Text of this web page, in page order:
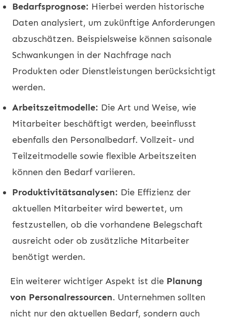
Bedarfsprognose: Hierbei werden historische
Daten analysiert, um zukünftige Anforderungen
abzuschätzen. Beispielsweise können saisonale
Schwankungen in der Nachfrage nach
Produkten oder Dienstleistungen berücksichtigt
werden.
Arbeitszeitmodelle: Die Art und Weise, wie
Mitarbeiter beschäftigt werden, beeinflusst
ebenfalls den Personalbedarf. Vollzeit- und
Teilzeitmodelle sowie flexible Arbeitszeiten
können den Bedarf variieren.
Produktivitätsanalysen: Die Effizienz der
aktuellen Mitarbeiter wird bewertet, um
festzustellen, ob die vorhandene Belegschaft
ausreicht oder ob zusätzliche Mitarbeiter
benötigt werden.
Ein weiterer wichtiger Aspekt ist die Planung
von Personalressourcen. Unternehmen sollten
nicht nur den aktuellen Bedarf, sondern auch